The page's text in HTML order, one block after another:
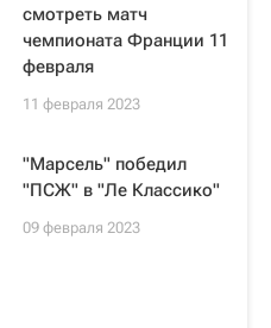
смотреть матч
чемпионата Франции 11
февраля
11 февраля 2023
"Марсель" победил
"ПСЖ" в "Ле Классико"
09 февраля 2023